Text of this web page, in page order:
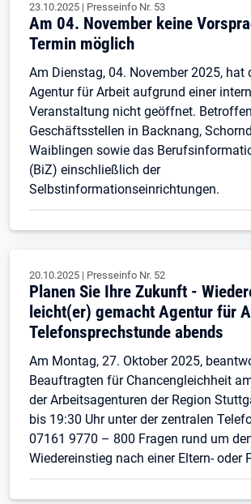
23.10.2025 | Presseinfo Nr. 53
Am 04. November keine
Termin möglich
Am Dienstag, 04. November 2025, hat
Agentur für Arbeit aufgrund einer
Veranstaltung nicht geöffnet.
Geschäftsstellen in Backnang,
Waiblingen sowie das
(BiZ) einschließlich der
Selbstinformationseinrichtungen.
20.10.2025 | Presseinfo Nr. 52
Planen Sie Ihre Zukunft -
leicht(er) gemacht Agentur für
Telefonsprechstunde abends
Am Montag, 27. Oktober 2025,
Beauftragten für Chancengleichheit
der Arbeitsagenturen der Region
bis 19:30 Uhr unter der zentralen
07161 9770 – 800 Fragen rund um
Wiedereinstieg nach einer Eltern- oder